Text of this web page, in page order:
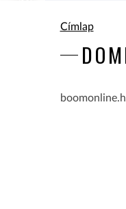
Jelenlegi
Címlap